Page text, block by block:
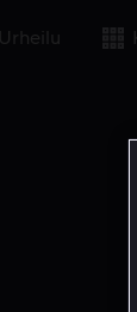
Urheilu